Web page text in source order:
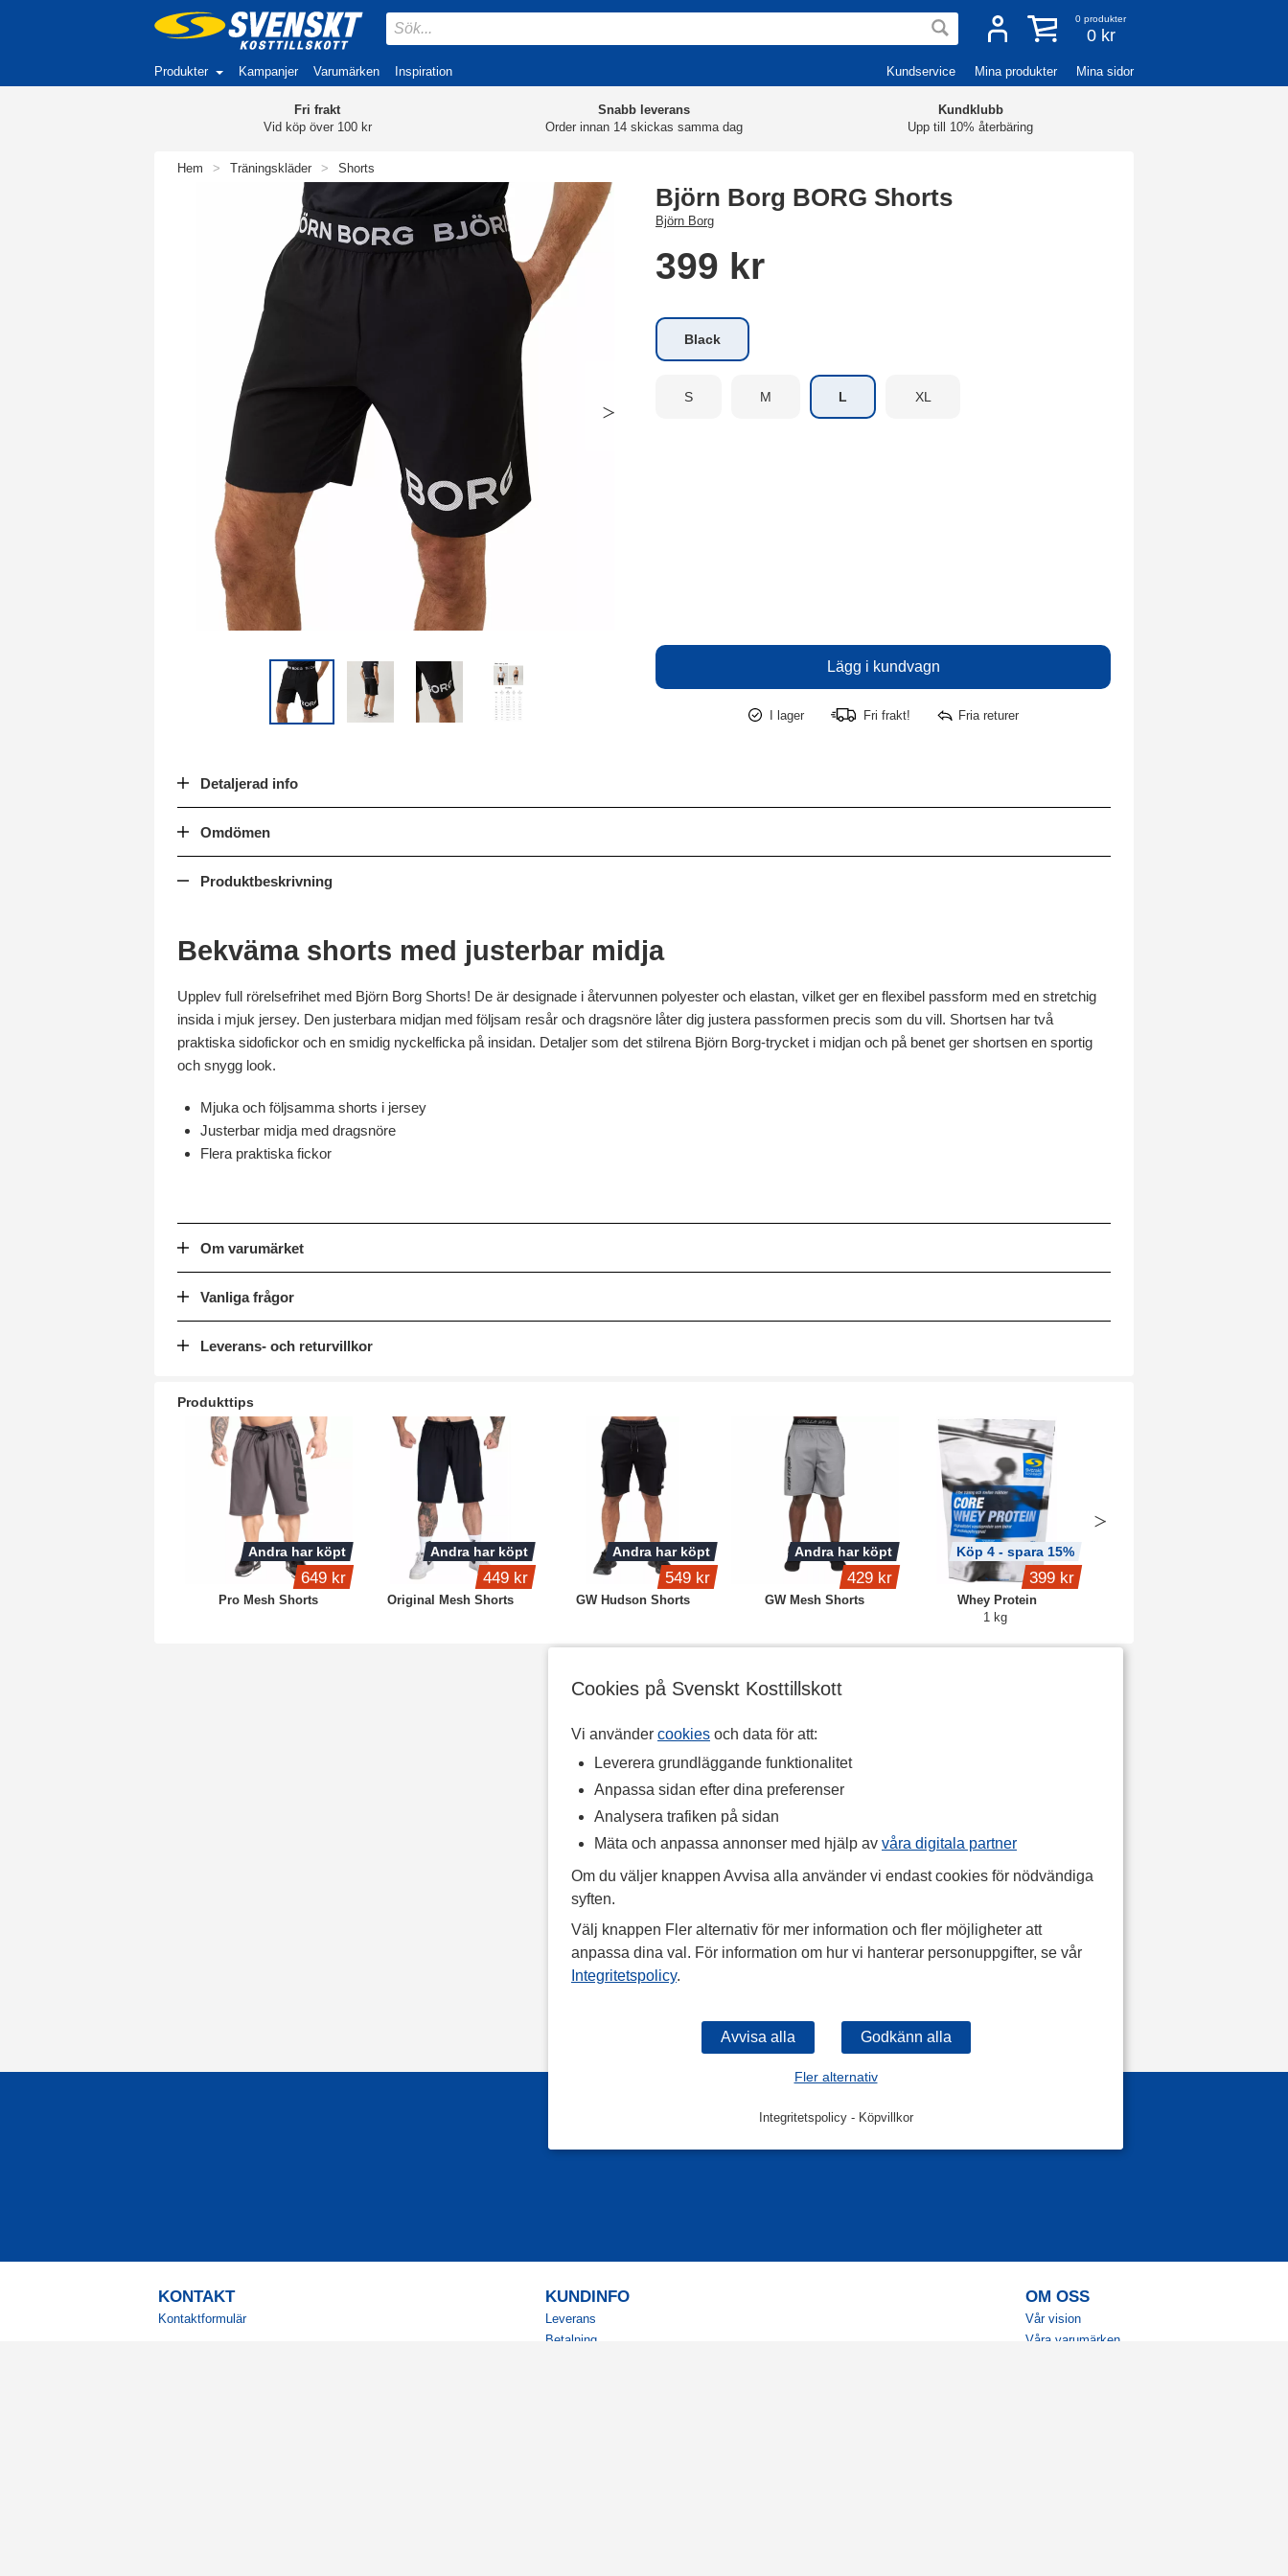
Cookies på Svenskt Kosttillskott
Vi använder cookies och data för att:
Leverera grundläggande funktionalitet
Anpassa sidan efter dina preferenser
Analysera trafiken på sidan
Mäta och anpassa annonser med hjälp av våra digitala partner
Om du väljer knappen Avvisa alla använder vi endast cookies för nödvändiga
syften.
Välj knappen Fler alternativ för mer information och fler möjligheter att
anpassa dina val. För information om hur vi hanterar personuppgifter, se vår
Integritetspolicy.
Fler alternativ
Integritetspolicy- Köpvillkor
0 produkter
0 kr
Produkter Kampanjer Varumärken Inspiration Kundservice Mina produkter Mina sidor
Fri frakt
Vid köp över 100 kr
Snabb leverans
Order innan 14 skickas samma dag
Kundklubb
Upp till 10% återbäring
Hem > Träningskläder > Shorts
Björn Borg BORG Shorts
Björn Borg
399 kr
Black
S M L XL
I lager Fri frakt! Fria returer
Detaljerad info
Omdömen
Produktbeskrivning
Bekväma shorts med justerbar midja
Upplev full rörelsefrihet med Björn Borg Shorts! De är designade i återvunnen polyester och elastan, vilket ger en flexibel passform med en stretchig
insida i mjuk jersey. Den justerbara midjan med följsam resår och dragsnöre låter dig justera passformen precis som du vill. Shortsen har två
praktiska sidofickor och en smidig nyckelficka på insidan. Detaljer som det stilrena Björn Borg-trycket i midjan och på benet ger shortsen en sportig
och snygg look.
Mjuka och följsamma shorts i jersey
Justerbar midja med dragsnöre
Flera praktiska fickor
Om varumärket
Vanliga frågor
Leverans- och returvillkor
Produkttips
Pro Mesh Shorts
Andra har köpt
649 kr
Original Mesh Shorts
Andra har köpt
449 kr
GW Hudson Shorts
Andra har köpt
549 kr
GW Mesh Shorts
Andra har köpt
429 kr
Whey Protein
1 kg
Köp 4 - spara 15%
399 kr
KONTAKT
Kontaktformulär
KUNDINFO
Leverans
Betalning
OM OSS
Vår vision
Våra varumärken